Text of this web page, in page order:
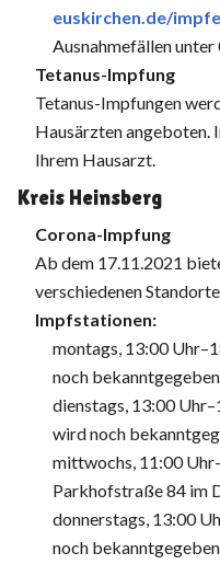
euskirchen.de/
Ausnahmefällen
Tetanus-Impfung
Tetanus-Impfungen
Hausärzten angeboten.
Ihrem Hausarzt.
Kreis Heinsberg
Corona-Impfung
Ab dem 17.11.2021
verschiedenen
Impfstationen:
montags, 13:00
noch
dienstags, 13:00
wird noch
mittwochs, 11:00
Parkhofstraße 84 im
donnerstags, 13:00
noch